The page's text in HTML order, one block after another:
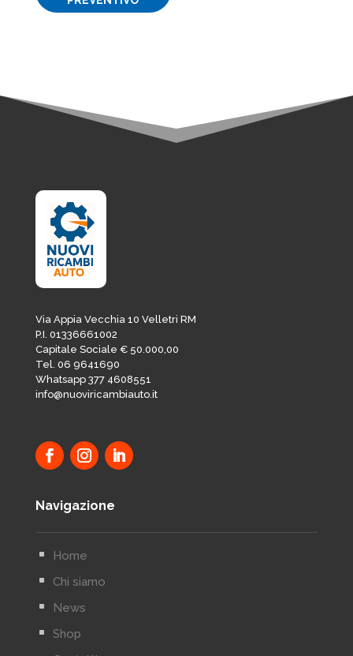
era:
è:
Via Appia Vecchia 10 Velletri RM
P.I. 01336661002
Capitale Sociale € 50.000,00
Tel. 06 9641690
Whatsapp 377 4608551
info@nuoviricambiauto.it
Navigazione
^ Home
^ Chi siamo
^ News
^ Shop